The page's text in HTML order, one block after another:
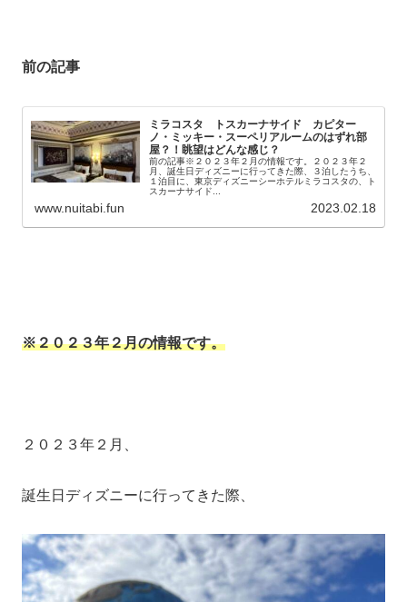
前の記事
ミラコスタ トスカーナサイド カピター
ノ・ミッキー・スーペリアルームのはずれ部
屋？！眺望はどんな感じ？
前の記事※２０２３年２月の情報です。２０２３年２
月、誕生日ディズニーに行ってきた際、３泊したうち、
１泊目に、東京ディズニーシーホテルミラコスタの、ト
スカーナサイド...
www.nuitabi.fun 2023.02.18
※２０２３年２月の情報です。
２０２３年２月、
誕生日ディズニーに行ってきた際、